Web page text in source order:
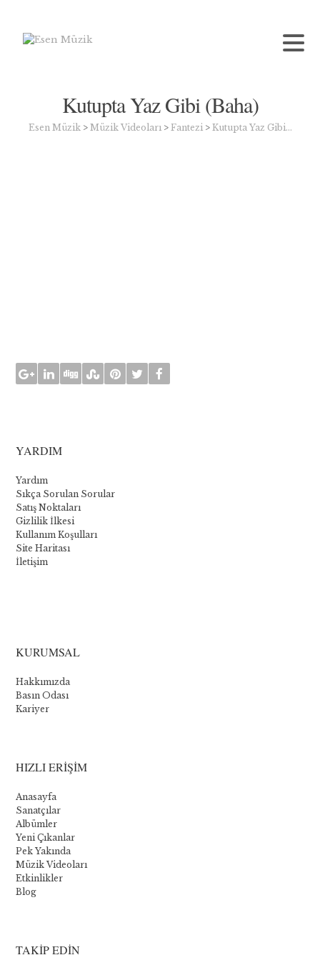
Kutupta Yaz Gibi (Baha)
Esen Müzik> Müzik Videoları > Fantezi > Kutupta Yaz Gibi…
YARDIM
Yardım
Sıkça Sorulan Sorular
Satış Noktaları
Gizlilik İlkesi
Kullanım Koşulları
Site Haritası
İletişim
:
Les
meilleurs
jeux
Bien
que
Novomatic
propose
quelques
jeux
principale
KURUMSAL
Hakkımızda
Basın Odası
Kariyer
HIZLI ERİŞİM
Anasayfa
Sanatçılar
Albümler
Yeni Çıkanlar
Pek Yakında
Müzik Videoları
Etkinlikler
Blog
TAKİP EDİN